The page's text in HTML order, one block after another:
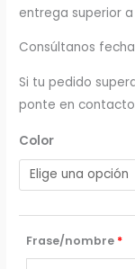
entrega superior
Consúltanos
Si tu pedido
ponte en
Color
Frase/nombre *